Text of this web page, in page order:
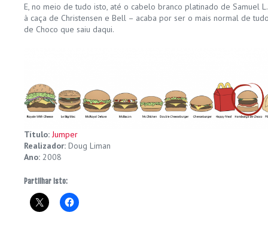
E, no meio de tudo isto, até o cabelo branco platinado de Samuel
à caça de Christensen e Bell – acaba por ser o mais normal de
de Choco que saiu daqui.
Título:Jumper
Realizador: Doug Liman
Ano: 2008
Partilhar isto: